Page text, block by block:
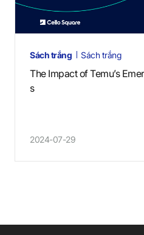
Sách trắng Sách trắng
The Impact of Temu’s
s
2024-07-29